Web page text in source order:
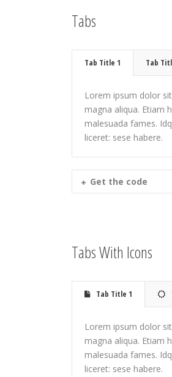
Tabs
Tab Title 1 Tab
Lorem ipsum dolor
magna aliqua. Etiam
malesuada fames.
liceret: sese habere.
Get the code
Tabs With Icons
Tab Title 1
Lorem ipsum dolor
magna aliqua. Etiam
malesuada fames.
liceret: sese habere.